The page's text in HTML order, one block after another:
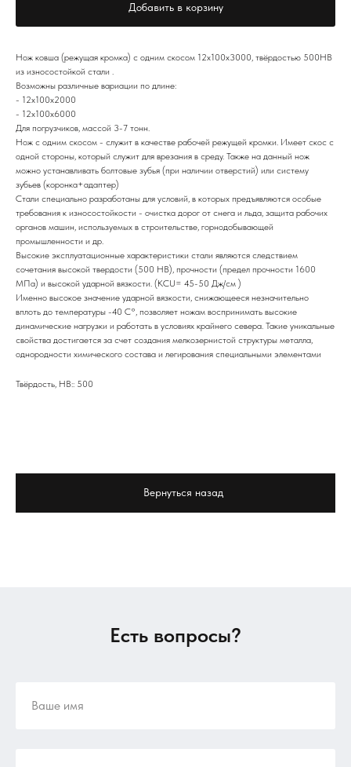
Добавить в корзину
Нож ковша (режущая кромка) с одним скосом 12х100х3000, твёрдостью 500НВ
из износостойкой стали .
Возможны различные вариации по длине:
- 12х100х2000
- 12х100х6000
Для погрузчиков, массой 3-7 тонн.
Нож с одним скосом - служит в качестве рабочей режущей кромки. Имеет скос с
одной стороны, который служит для врезания в среду. Также на данный нож
можно устанавливать болтовые зубья (при наличии отверстий) или систему
зубьев (коронка+адаптер)
Стали специально разработаны для условий, в которых предъявляются особые
требования к износостойкости - очистка дорог от снега и льда, защита рабочих
органов машин, используемых в строительстве, горнодобывающей
промышленности и др.
Высокие эксплуатационные характеристики стали являются следствием
сочетания высокой твердости (500 НВ), прочности (предел прочности 1600
МПа) и высокой ударной вязкости. (KCU= 45-50 Дж/см )
Именно высокое значение ударной вязкости, снижающееся незначительно
вплоть до температуры -40 С°, позволяет ножам воспринимать высокие
динамические нагрузки и работать в условиях крайнего севера. Такие уникальные
свойства достигается за счет создания мелкозернистой структуры металла,
однородности химического состава и легирования специальными элементами
Твёрдость, HB:: 500
Вернуться назад
Есть вопросы?